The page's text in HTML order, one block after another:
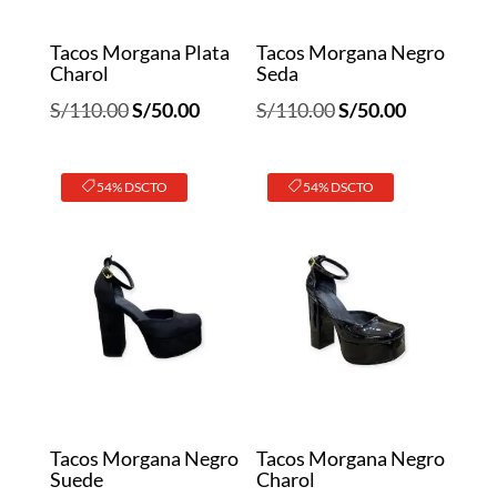
Tacos Morgana Plata
Charol
S/110.00El
original
era:
S/50.00El
Tacos Morgana Negro
Seda
S/110.00El
original
era:
S/50.00El
54% DSCTO
Tacos Morgana Negro
Suede
54% DSCTO
Tacos Morgana Negro
Charol